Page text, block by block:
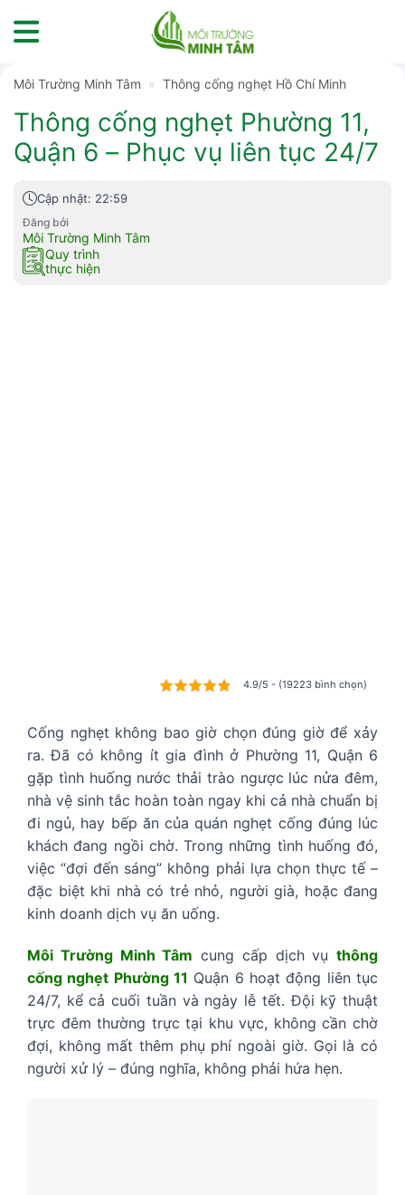
to
Môi Trường Minh Tâm » Thông cống nghẹt Hồ Chí Minh
Thông cống nghẹt Phường 11,
Quận 6 – Phục vụ liên tục 24/7
Cập nhật: 22:59
Đăng bởi
Môi Trường Minh Tâm
Quy trình
thực hiện
4.9/5 - (19223 bình chọn)
Cống nghẹt không bao giờ chọn đúng giờ để xảy
ra. Đã có không ít gia đình ở Phường 11, Quận 6
gặp tình huống nước thải trào ngược lúc nửa đêm,
nhà vệ sinh tắc hoàn toàn ngay khi cả nhà chuẩn bị
đi ngủ, hay bếp ăn của quán nghẹt cống đúng lúc
khách đang ngồi chờ. Trong những tình huống đó,
việc “đợi đến sáng” không phải lựa chọn thực tế –
đặc biệt khi nhà có trẻ nhỏ, người già, hoặc đang
kinh doanh dịch vụ ăn uống.
Môi Trường Minh Tâm cung cấp dịch vụ thông
cống nghẹt Phường 11 Quận 6 hoạt động liên tục
24/7, kể cả cuối tuần và ngày lễ tết. Đội kỹ thuật
trực đêm thường trực tại khu vực, không cần chờ
đợi, không mất thêm phụ phí ngoài giờ. Gọi là có
người xử lý – đúng nghĩa, không phải hứa hẹn.